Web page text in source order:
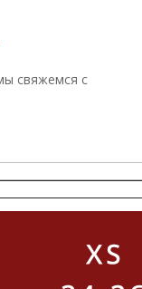
свяжемся с